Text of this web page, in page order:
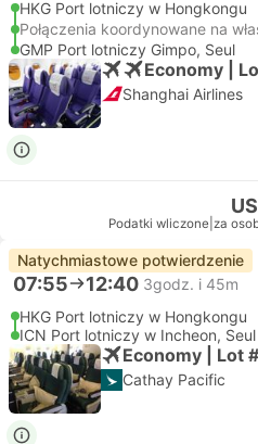
HKG Port lotniczy w Hongkongu
Połączenia koordynowane na
GMP Port lotniczy Gimpo, Seul
Economy |
Shanghai Airlines
Podatki wliczone za
Natychmiastowe potwierdzenie
07:55 12:40 3godz. i 45m
HKG Port lotniczy w Hongkongu
ICN Port lotniczy w Incheon, Seul
Economy | Lot
Cathay Pacific